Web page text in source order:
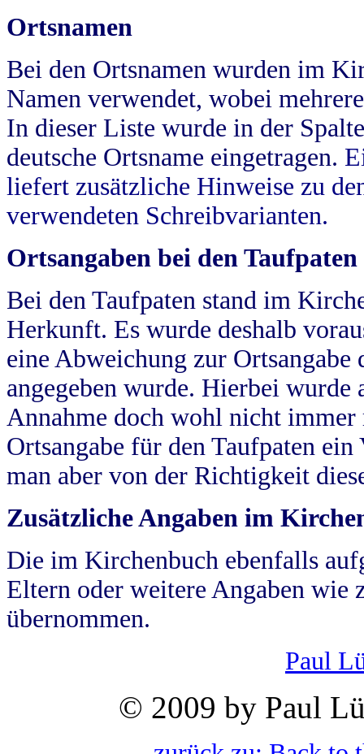
Ortsnamen
Bei den Ortsnamen wurden im
Namen verwendet, wobei
In dieser Liste wurde in der
deutsche Ortsname eingetragen.
liefert zusätzliche Hinweise zu
verwendeten Schreibvarianten.
Ortsangaben bei den Taufpaten
Bei den Taufpaten stand im
Herkunft. Es wurde deshalb
eine Abweichung zur
angegeben wurde. Hierbei wurde
Annahme doch wohl nicht
Ortsangabe für den Taufpaten
man aber von der Richtigkeit
Zusätzliche Angaben im
Die im Kirchenbuch ebenfalls
Eltern oder weitere Angaben wie
übernommen.
Paul
© 2009 by Paul